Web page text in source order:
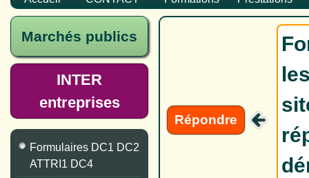
Marchés publics
INTER
entreprises
Formulaires DC1 DC2
ATTRI1 DC4
Répondre